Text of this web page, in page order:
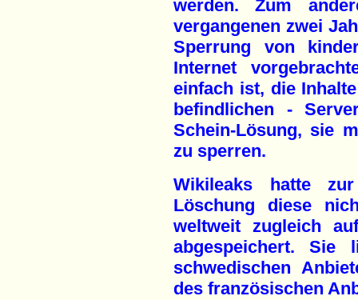
werden. Zum
vergangenen zwei
Sperrung von
Internet
einfach ist, die
befindlichen -
Schein-Lösung, sie
zu sperren.
Wikileaks hatte
Löschung diese
weltweit zugleich
abgespeichert. Sie
schwedischen
des französischen